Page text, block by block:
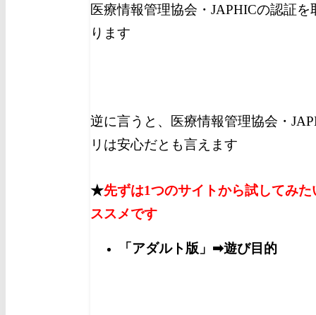
医療情報管理協会・JAPHICの認証
ります
逆に言うと、医療情報管理協会・
リは安心だとも言えます
★先ずは1つのサイトから試してみ
ススメです
「アダルト版」➡遊び目的